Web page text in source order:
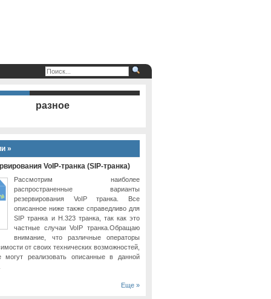
разное
»
VoIP-транка (SIP-транка)
Рассмотрим наиболее
распространенные варианты
резервирования VoIP транка. Все
описанное ниже также справедливо для
SIP транка и H.323 транка, так как это
частные случаи VoIP транка.Обращаю
внимание, что различные операторы
от своих технических возможностей,
могут реализовать описанные в данной
Еще »